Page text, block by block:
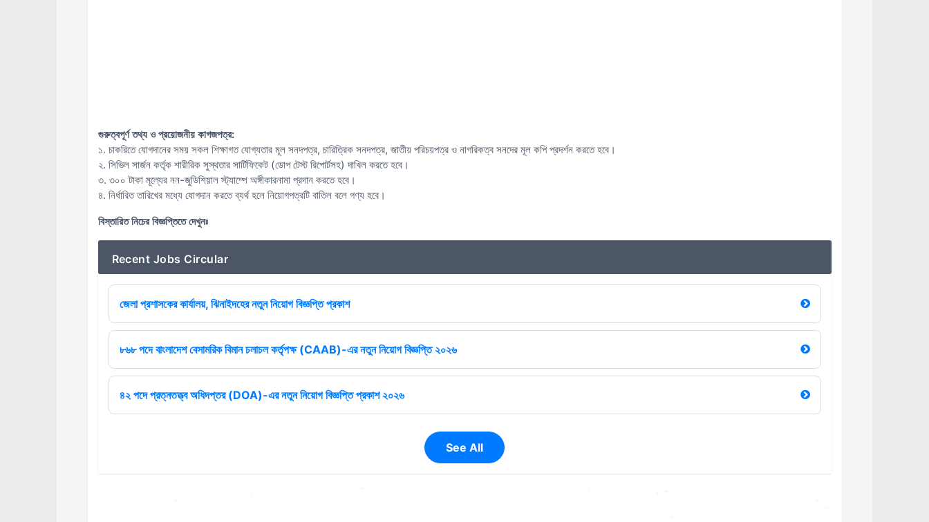
গুরুত্বপূর্ণ তথ্য ও প্রয়োজনীয় কাগজপত্র:
১. চাকরিতে যোগদানের সময় সকল শিক্ষাগত যোগ্যতার মূল সনদপত্র, চারিত্রিক সনদপত্র, জাতীয় পরিচয়পত্র ও নাগরিকত্ব সনদের মূল কপি প্রদর্শন করতে হবে।
২. সিভিল সার্জন কর্তৃক শারীরিক সুস্থতার সার্টিফিকেট (ডোপ টেস্ট রিপোর্টসহ) দাখিল করতে হবে।
৩. ৩০০ টাকা মূল্যের নন-জুডিশিয়াল স্ট্যাম্পে অঙ্গীকারনামা প্রদান করতে হবে।
৪. নির্ধারিত তারিখের মধ্যে যোগদান করতে ব্যর্থ হলে নিয়োগপত্রটি বাতিল বলে গণ্য হবে।
বিস্তারিত নিচের বিজ্ঞপ্তিতে দেখুনঃ
Recent Jobs Circular
জেলা প্রশাসকের কার্যালয়, ঝিনাইদহের নতুন নিয়োগ বিজ্ঞপ্তি প্রকাশ
৮৬৮ পদে বাংলাদেশ বেসামরিক বিমান চলাচল কর্তৃপক্ষ (CAAB)-এর নতুন নিয়োগ বিজ্ঞপ্তি ২০২৬
৪২ পদে প্রত্নতত্ত্ব অধিদপ্তর (DOA)-এর নতুন নিয়োগ বিজ্ঞপ্তি প্রকাশ ২০২৬
See All